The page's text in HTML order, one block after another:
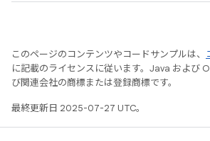
このページのコンテンツやコードサンプルは、
に記載のライセンスに従います。Java および
び関連会社の商標または登録商標です。
最終更新日 2025-07-27 UTC。